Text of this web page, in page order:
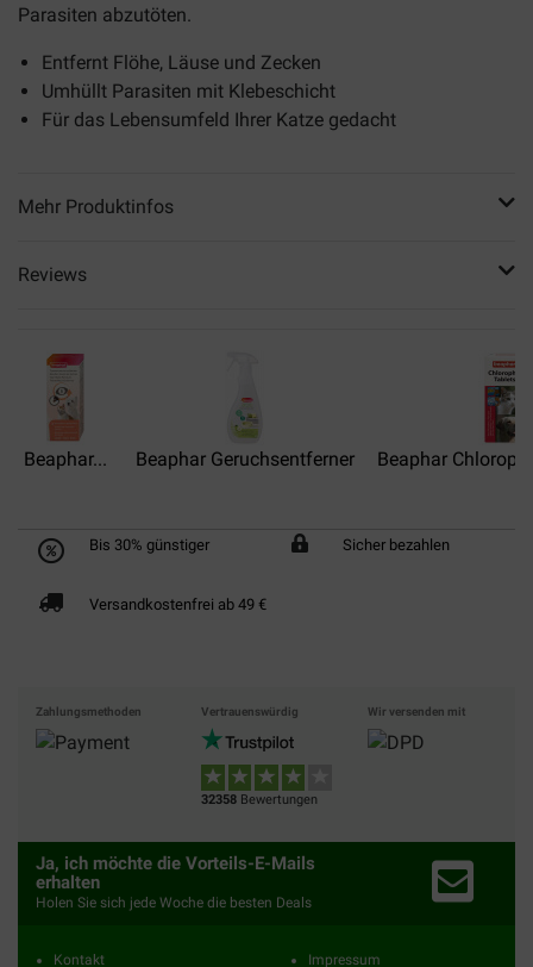
Parasiten abzutöten.
Entfernt Flöhe, Läuse und Zecken
Umhüllt Parasiten mit Klebeschicht
Für das Lebensumfeld Ihrer Katze gedacht
Mehr Produktinfos
Reviews
Beaphar... Beaphar Geruchsentferner Beaphar
Bis 30% günstiger Sicher bezahlen
Versandkostenfrei ab 49 €
Zahlungsmethoden Vertrauenswürdig
32358 Bewertungen
Wir versenden mit
Ja, ich möchte die Vorteils-E-Mails
erhalten
Holen Sie sich jede Woche die besten Deals
Kontakt Impressum